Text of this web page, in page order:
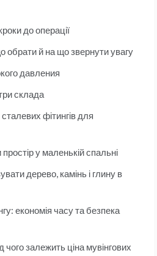
до операції
обрати й на що звернути увагу
давления
склада
фітингів для
у маленькій спальні
дерево, камінь і глину в
економія часу та безпека
чого залежить ціна мувінгових